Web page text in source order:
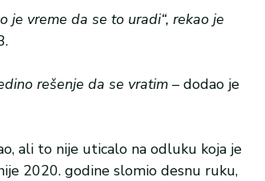
je vreme da se to uradi“, rekao je
rešenje da se vratim – dodao je
ali to nije uticalo na odluku koja je
2020. godine slomio desnu ruku,